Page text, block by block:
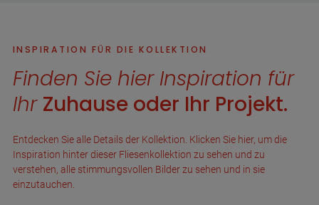
INSPIRATION FÜR DIE KOLLEKTION
Finden Sie hier Inspiration für
Ihr Zuhause oder Ihr Projekt.
Entdecken Sie alle Details der Kollektion. Klicken Sie hier, um die
Inspiration hinter dieser Fliesenkollektion zu sehen und zu
verstehen, alle stimmungsvollen Bilder zu sehen und in sie
einzutauchen.